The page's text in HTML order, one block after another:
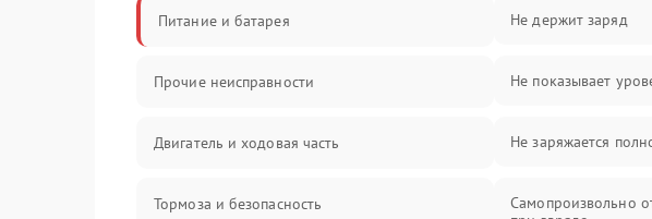
Питание и батарея
Прочие неисправности
Двигатель и ходовая часть
Тормоза и безопасность
Не держит заряд
Не показывает
Не заряжается
Самопроизвольно